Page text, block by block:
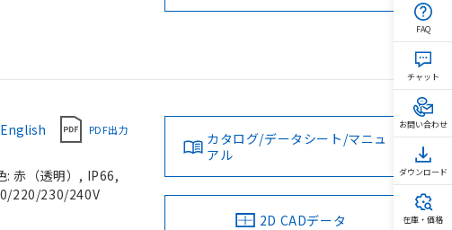
English PDF出力
: 赤（透明）, IP66,
220/230/240V
カタログ/データシート/マニュ
アル
2D CADデータ
FAQ
チャット
お問い合わせ
ダウンロード
在庫・価格